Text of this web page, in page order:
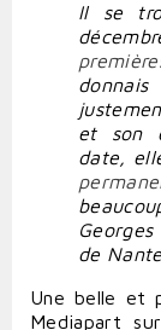
Il se
et son
date,
de
Une belle et
Mediapart